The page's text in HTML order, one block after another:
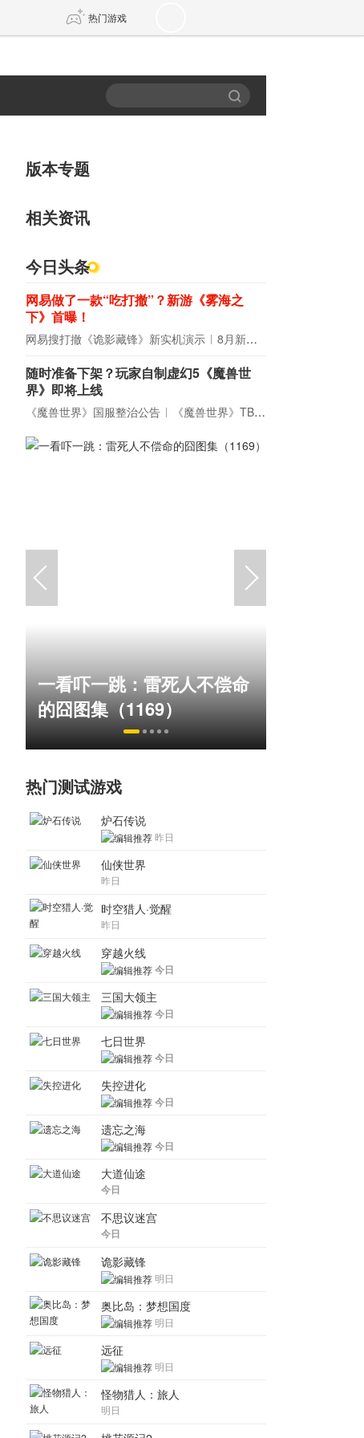
热门游戏
传奇4
版本专题
相关资讯
今日头条
网易做了一款“吃打撤”？新游《雾海之
下》首曝！
网易搜打撤《诡影藏锋》新实机演示 8月新游前瞻：《诡秘之主》领衔
随时准备下架？玩家自制虚幻5《魔兽世
界》即将上线
《魔兽世界》国服整治公告 《魔兽世界》TBC周年大更：双经典团本回归！
一看吓一跳：雷死人不偿命
的囧图集（1169）
热门测试游戏
炉石传说
昨日
仙侠世界
昨日
时空猎人·觉醒
昨日
穿越火线
今日
三国大领主
今日
七日世界
今日
失控进化
今日
遗忘之海
今日
大道仙途
今日
不思议迷宫
今日
诡影藏锋
明日
奥比岛：梦想国度
明日
远征
明日
怪物猎人：旅人
明日